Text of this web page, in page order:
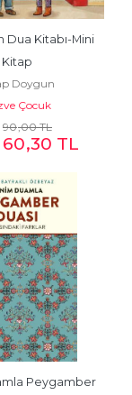
Dua Kitabı-Mini
Kitap
Doygun
Çocuk
90,00TL
60,30 TL
Peygamber